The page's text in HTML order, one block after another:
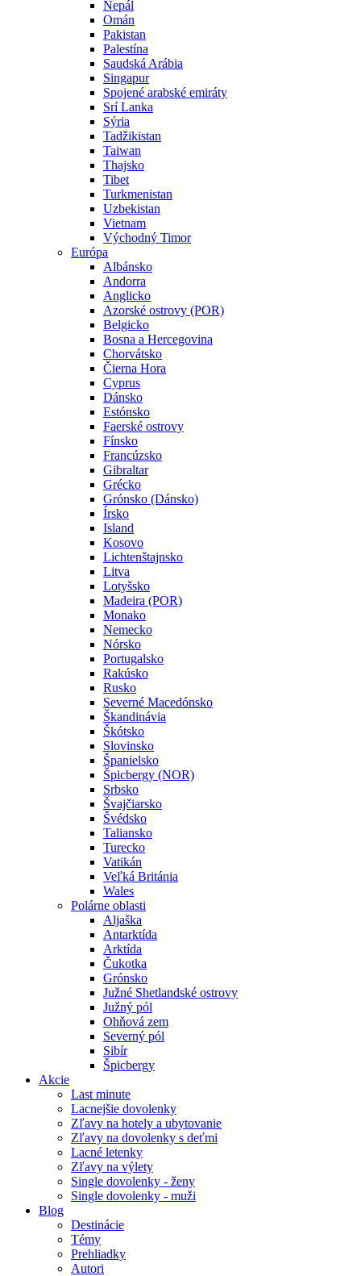
Nepál
Omán
Pakistan
Palestína
Saudská Arábia
Singapur
Spojené arabské emiráty
Srí Lanka
Sýria
Tadžikistan
Taiwan
Thajsko
Tibet
Turkmenistan
Uzbekistan
Vietnam
Východný Timor
Európa
Albánsko
Andorra
Anglicko
Azorské ostrovy (POR)
Belgicko
Bosna a Hercegovina
Chorvátsko
Čierna Hora
Cyprus
Dánsko
Estónsko
Faerské ostrovy
Fínsko
Francúzsko
Gibraltar
Grécko
Grónsko (Dánsko)
Írsko
Island
Kosovo
Lichtenštajnsko
Litva
Lotyšsko
Madeira (POR)
Monako
Nemecko
Nórsko
Portugalsko
Rakúsko
Rusko
Severné Macedónsko
Škandinávia
Škótsko
Slovinsko
Španielsko
Špicbergy (NOR)
Srbsko
Švajčiarsko
Švédsko
Taliansko
Turecko
Vatikán
Veľká Británia
Wales
Polárne oblasti
Aljaška
Antarktída
Arktída
Čukotka
Grónsko
Južné Shetlandské ostrovy
Južný pól
Ohňová zem
Severný pól
Sibír
Špicbergy
Akcie
Last minute
Lacnejšie dovolenky
Zľavy na hotely a ubytovanie
Zľavy na dovolenky s deťmi
Lacné letenky
Zľavy na výlety
Single dovolenky - ženy
Single dovolenky - muži
Blog
Destinácie
Témy
Prehliadky
Autori